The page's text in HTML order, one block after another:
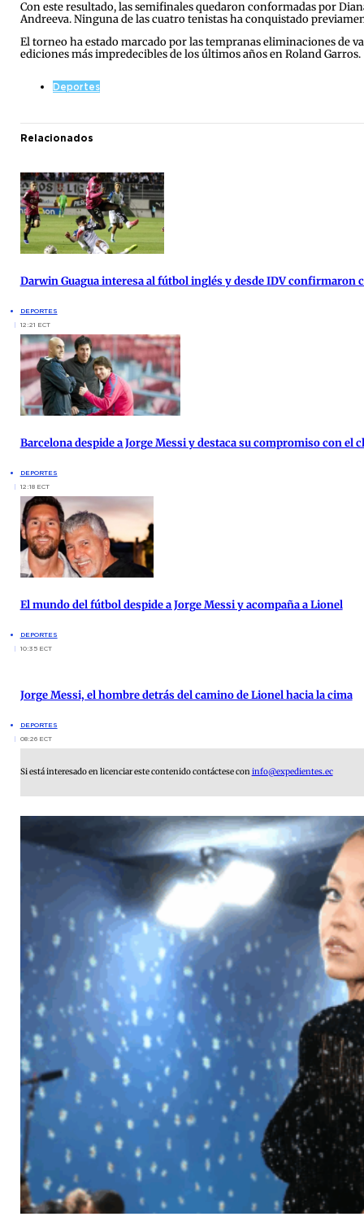
Con este resultado, las semifinales quedaron conformadas por
Andreeva. Ninguna de las cuatro tenistas ha conquistado
El torneo ha estado marcado por las tempranas eliminaciones de
ediciones más impredecibles de los últimos años en Roland Garros.
Deportes
Relacionados
Darwin Guagua interesa al fútbol inglés y desde IDV confirmaron
DEPORTES
12:21 ECT
Barcelona despide a Jorge Messi y destaca su compromiso con el
DEPORTES
12:18 ECT
El mundo del fútbol despide a Jorge Messi y acompaña a Lionel
DEPORTES
10:35 ECT
Jorge Messi, el hombre detrás del camino de Lionel hacia la cima
DEPORTES
08:26 ECT
Si está interesado en licenciar este contenido contáctese coninfo@expedientes.ec